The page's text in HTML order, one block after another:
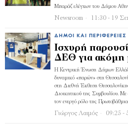
Μπαράζ ελέγχων του Δήμου
Newsroom 11:30 - 19
ΔΉΜΟΙ ΚΑΙ ΠΕΡΙΦΈΡΕΙΕΣ
Ισχυρή
ΔΕΘ για ακόμη
Η Κεντρική Ένωση Δήμων
δυναμικό «παρών» στη
στη Διεθνή Έκθεση
Διοικητικού της Συμβουλίου.
τον ενεργό ρόλο της
Γιώργος Λαιμός 09:25 -